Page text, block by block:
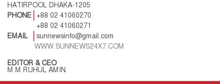
HATIRPOOL DHAKA-1205
PHONE
+88 02 41060270
+88 02 41060271
EMAIL
sunnewsinfo@gmail.com
WWW.SUNNEWS24X7.COM
EDITOR & CEO
M M RUHUL AMIN